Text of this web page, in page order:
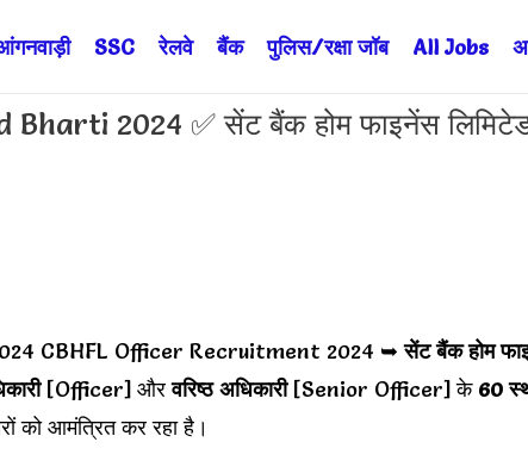
SSC रेलवे बैंक पुलिस/रक्षा जॉब All Jobs
2024 ✅ सेंट बैंक होम फाइनेंस
CBHFL Officer Recruitment 2024 ➥ सेंट बैंक होम
[Officer] औरवरिष्ठ अधिकारी[Senior Officer] के60
को आमंत्रित कर रहा है।